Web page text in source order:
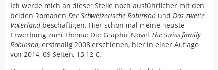
Ich werde mich an dieser Stelle noch ausführlicher mit den
beiden Romanen Der Schweizerische Robinson und Das zweite
Vaterland beschäftigen. Hier schon mal meine neuste
Erwerbung zum Thema: Die Graphic Novel The Swiss family
Robinson, erstmalig 2008 erschienen, hier in einer Auflage
von 2014, 69 Seiten, 13,12 €.